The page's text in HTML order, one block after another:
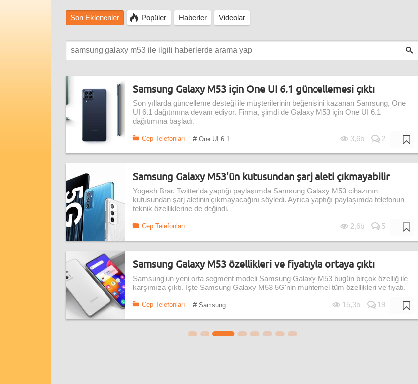
Son Eklenenler Popüler Haberler Videolar
Samsung Galaxy M53 için One UI 6.1 güncellemesi çıktı
Son yıllarda güncelleme desteği ile müşterilerinin beğenisini kazanan Samsung, One
UI 6.1 dağıtımına devam ediyor. Firma, şimdi de Galaxy M53 için One UI 6.1
dağıtımına başladı.
Cep Telefonları # One UI 6.1 3,6b 2
Samsung Galaxy M53'ün kutusundan şarj aleti çıkmayabilir
Yogesh Brar, Twitter'da yaptığı paylaşımda Samsung Galaxy M53 cihazının
kutusundan şarj aletinin çıkmayacağını söyledi. Ayrıca yaptığı paylaşımda telefonun
teknik özelliklerine de değindi.
Cep Telefonları 2,6b 5
Samsung Galaxy M53 özellikleri ve fiyatıyla ortaya çıktı
Samsung'un yeni orta segment modeli Samsung Galaxy M53 bugün birçok özelliğ ile
karşımıza çıktı. İşte Samsung Galaxy M53 5G'nin muhtemel tüm özellikleri ve fiyatı.
Cep Telefonları # Samsung 15,3b 19